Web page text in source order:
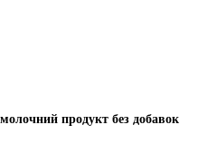
продукт без добавок